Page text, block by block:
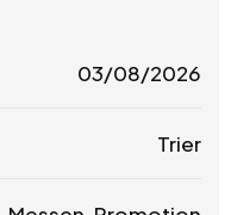
03/08/2026
Trier